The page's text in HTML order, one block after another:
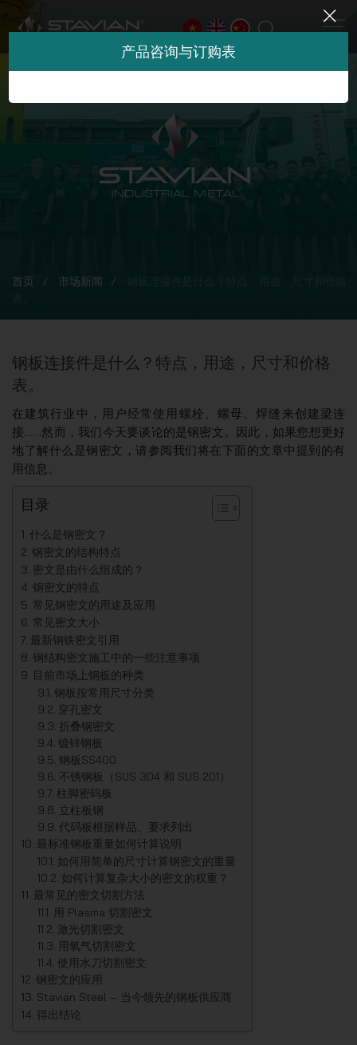
首页 市场新闻
钢板连接件是什么？特点，用途，尺寸和价格
表。
在建筑行业中，用户经常使用螺栓、螺母、焊缝来创建梁连
接……然而，我们今天要谈论的是钢密文。因此，如果您想更好
地了解什么是钢密文，请参阅我们将在下面的文章中提到的有
用信息。
目录
什么是钢密文？
钢密文的结构特点
密文是由什么组成的？
钢密文的特点
常见钢密文的用途及应用
常见密文大小
最新钢铁密文引用
钢结构密文施工中的一些注意事项
目前市场上钢板的种类
钢板按常用尺寸分类
穿孔密文
折叠钢密文
镀锌钢板
钢板SS400
不锈钢板（SUS 304 和 SUS 201）
柱脚密码板
立柱板钢
代码板根据样品、要求列出
最标准钢板重量如何计算说明
如何用简单的尺寸计算钢密文的重量
如何计算复杂大小的密文的权重？
最常见的密文切割方法
用 Plasma 切割密文
激光切割密文
用氧气切割密文
使用水刀切割密文
钢密文的应用
Stavian Steel – 当今领先的钢板供应商
得出结论
产品咨询与订购表